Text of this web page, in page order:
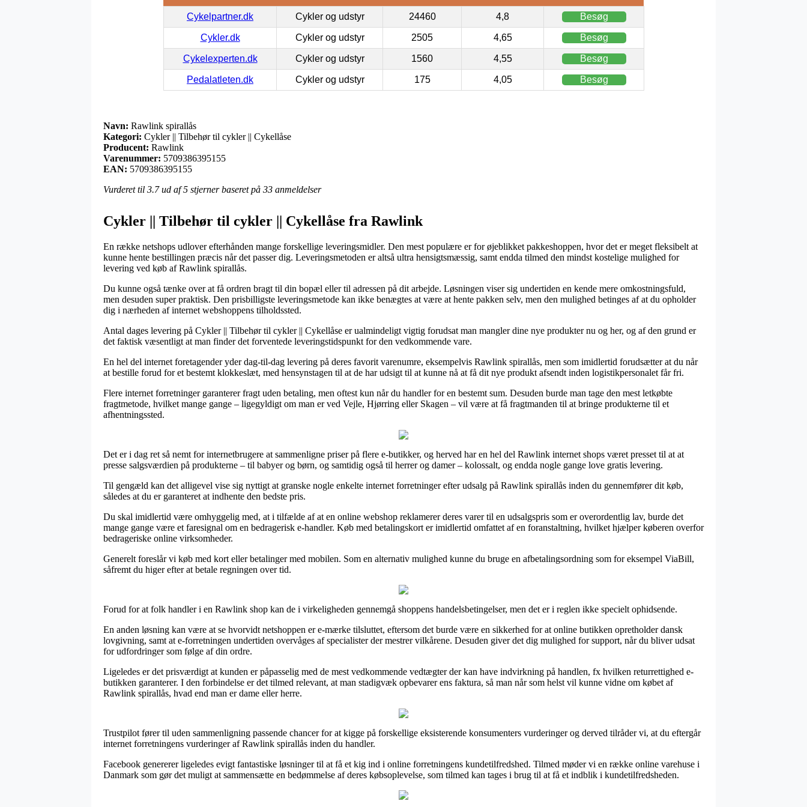
Cykelpartner.dk Cykler og udstyr 24460 4,8 Besøg
Cykler.dk Cykler og udstyr 2505 4,65 Besøg
Cykelexperten.dk Cykler og udstyr 1560 4,55 Besøg
Pedalatleten.dk Cykler og udstyr 175 4,05 Besøg
Navn: Rawlink spirallås
Kategori: Cykler || Tilbehør til cykler || Cykellåse
Producent: Rawlink
Varenummer: 5709386395155
EAN: 5709386395155
Vurderet til 3.7ud af 5 stjerner baseret på 33 anmeldelser
Cykler || Tilbehør til cykler || Cykellåse fra Rawlink
En række netshops udlover efterhånden mange forskellige leveringsmidler. Den mest populære er for øjeblikket pakkeshoppen, hvor det er meget fleksibelt at
kunne hente bestillingen præcis når det passer dig. Leveringsmetoden er altså ultra hensigtsmæssig, samt endda tilmed den mindst kostelige mulighed for
levering ved køb af Rawlink spirallås.
Du kunne også tænke over at få ordren bragt til din bopæl eller til adressen på dit arbejde. Løsningen viser sig undertiden en kende mere omkostningsfuld,
men desuden super praktisk. Den prisbilligste leveringsmetode kan ikke benægtes at være at hente pakken selv, men den mulighed betinges af at du opholder
dig i nærheden af internet webshoppens tilholdssted.
Antal dages levering på Cykler || Tilbehør til cykler || Cykellåse er ualmindeligt vigtig forudsat man mangler dine nye produkter nu og her, og af den grund er
det faktisk væsentligt at man finder det forventede leveringstidspunkt for den vedkommende vare.
En hel del internet foretagender yder dag-til-dag levering på deres favorit varenumre, eksempelvis Rawlink spirallås, men som imidlertid forudsætter at du når
at bestille forud for et bestemt klokkeslæt, med hensynstagen til at de har udsigt til at kunne nå at få dit nye produkt afsendt inden logistikpersonalet får fri.
Flere internet forretninger garanterer fragt uden betaling, men oftest kun når du handler for en bestemt sum. Desuden burde man tage den mest letkøbte
fragtmetode, hvilket mange gange – ligegyldigt om man er ved Vejle, Hjørring eller Skagen – vil være at få fragtmanden til at bringe produkterne til et
afhentningssted.
Det er i dag ret så nemt for internetbrugere at sammenligne priser på flere e-butikker, og herved har en hel del Rawlink internet shops været presset til at at
presse salgsværdien på produkterne – til babyer og børn, og samtidig også til herrer og damer – kolossalt, og endda nogle gange love gratis levering.
Til gengæld kan det alligevel vise sig nyttigt at granske nogle enkelte internet forretninger efter udsalg på Rawlink spirallås inden du gennemfører dit køb,
således at du er garanteret at indhente den bedste pris.
Du skal imidlertid være omhyggelig med, at i tilfælde af at en online webshop reklamerer deres varer til en udsalgspris som er overordentlig lav, burde det
mange gange være et faresignal om en bedragerisk e-handler. Køb med betalingskort er imidlertid omfattet af en foranstaltning, hvilket hjælper køberen overfor
bedrageriske online virksomheder.
Generelt foreslår vi køb med kort eller betalinger med mobilen. Som en alternativ mulighed kunne du bruge en afbetalingsordning som for eksempel ViaBill,
såfremt du higer efter at betale regningen over tid.
Forud for at folk handler i en Rawlink shop kan de i virkeligheden gennemgå shoppens handelsbetingelser, men det er i reglen ikke specielt ophidsende.
En anden løsning kan være at se hvorvidt netshoppen er e-mærke tilsluttet, eftersom det burde være en sikkerhed for at online butikken opretholder dansk
lovgivning, samt at e-forretningen undertiden overvåges af specialister der mestrer vilkårene. Desuden giver det dig mulighed for support, når du bliver udsat
for udfordringer som følge af din ordre.
Ligeledes er det prisværdigt at kunden er påpasselig med de mest vedkommende vedtægter der kan have indvirkning på handlen, fx hvilken returrettighed e-
butikken garanterer. I den forbindelse er det tilmed relevant, at man stadigvæk opbevarer ens faktura, så man når som helst vil kunne vidne om købet af
Rawlink spirallås, hvad end man er dame eller herre.
Trustpilot fører til uden sammenligning passende chancer for at kigge på forskellige eksisterende konsumenters vurderinger og derved tilråder vi, at du eftergår
internet forretningens vurderinger af Rawlink spirallås inden du handler.
Facebook genererer ligeledes evigt fantastiske løsninger til at få et kig ind i online forretningens kundetilfredshed. Tilmed møder vi en række online varehuse i
Danmark som gør det muligt at sammensætte en bedømmelse af deres købsoplevelse, som tilmed kan tages i brug til at få et indblik i kundetilfredsheden.